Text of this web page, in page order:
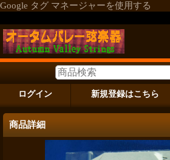
Google タグ マネージャーを使用する
ログイン 新規登録はこちら
商品詳細